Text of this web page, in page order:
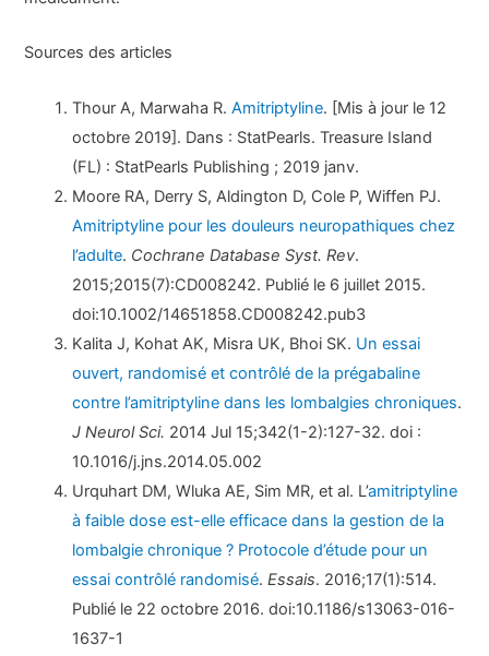
Sources des articles
Thour A, Marwaha R.Amitriptyline. [Mis à jour le 12
octobre 2019]. Dans : StatPearls. Treasure Island
(FL) : StatPearls Publishing ; 2019 janv.
Moore RA, Derry S, Aldington D, Cole P, Wiffen PJ.
Amitriptyline pour les douleurs neuropathiques chez
l’adulte. Cochrane Database Syst. Rev.
2015;2015(7):CD008242. Publié le 6 juillet 2015.
doi:10.1002/14651858.CD008242.pub3
Kalita J, Kohat AK, Misra UK, Bhoi SK. Un essai
ouvert, randomisé et contrôlé de la prégabaline
contre l’amitriptyline dans les lombalgies chroniques.
J Neurol Sci. 2014 Jul 15;342(1-2):127-32. doi :
10.1016/j.jns.2014.05.002
Urquhart DM, Wluka AE, Sim MR, et al. L’amitriptyline
à faible dose est-elle efficace dans la gestion de la
lombalgie chronique ? Protocole d’étude pour un
essai contrôlé randomisé.Essais. 2016;17(1):514.
Publié le 22 octobre 2016. doi:10.1186/s13063-016-
1637-1